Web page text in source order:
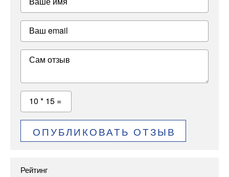
Ваш email
Сам отзыв
10 * 15 =
ОПУБЛИКОВАТЬ ОТЗЫВ
Рейтинг